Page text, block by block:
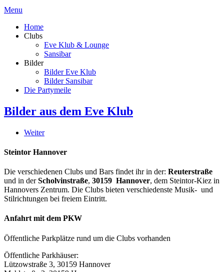
Menu
Home
Clubs
Eve Klub & Lounge
Sansibar
Bilder
Bilder Eve Klub
Bilder Sansibar
Die Partymeile
Bilder aus dem Eve Klub
Weiter
Steintor Hannover
Die verschiedenen Clubs und Bars findet ihr in der: Reuterstraße
und in derScholvinstraße, 30159 Hannover, dem Steintor-Kiez in
Hannovers Zentrum. Die Clubs bieten verschiedenste Musik- und
Stilrichtungen bei freiem Eintritt.
Anfahrt mit dem PKW
Öffentliche Parkplätze rund um die Clubs vorhanden
Öffentliche Parkhäuser:
Lützowstraße 3, 30159 Hannover